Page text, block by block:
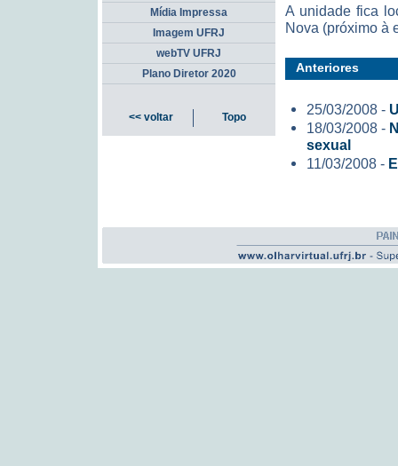
A unidade fica
Nova (próximo à
Anteriores
25/03/2008 -
18/03/2008 -
sexual
11/03/2008 -
Mídia Impressa
Imagem UFRJ
webTV UFRJ
Plano Diretor 2020
<< voltar Topo